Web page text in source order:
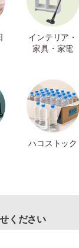
インテリア・
家具・家電
ハコストック
ください